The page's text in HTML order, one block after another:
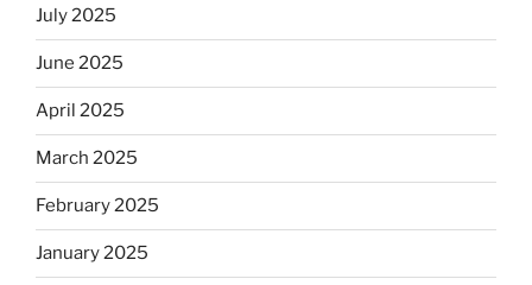
July 2025
June 2025
April 2025
March 2025
February 2025
January 2025